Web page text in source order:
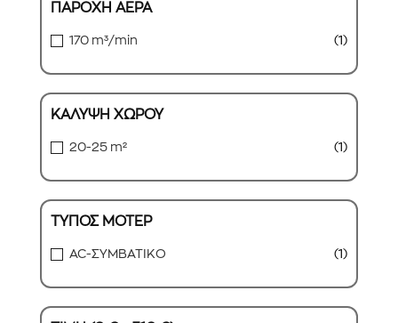
ΠΑΡΟΧΗ ΑΕΡΑ
170 m³/min (1)
ΚΑΛΥΨΗ ΧΩΡΟΥ
20-25 m² (1)
ΤΥΠΟΣ ΜΟΤΕΡ
AC-ΣΥΜΒΑΤΙΚΟ (1)